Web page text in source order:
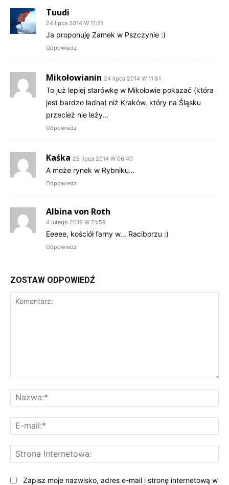
Tuudi
24 lipca 2014 W 11:31
Ja proponuję Zamek w Pszczynie :)
Odpowiedz
Mikołowianin 24 lipca 2014 W 11:51
To już lepiej starówkę w Mikołowie pokazać (która
jest bardzo ładna) niż Kraków, który na Śląsku
przecież nie leży…
Odpowiedz
Kaśka 25 lipca 2014 W 06:40
A może rynek w Rybniku…
Odpowiedz
Albina von Roth
4 lutego 2019 W 21:58
Eeeee, kościół farny w… Raciborzu :)
Odpowiedz
ZOSTAW ODPOWIEDŹ
Zapisz moje nazwisko, adres e-mail i stronę internetową w